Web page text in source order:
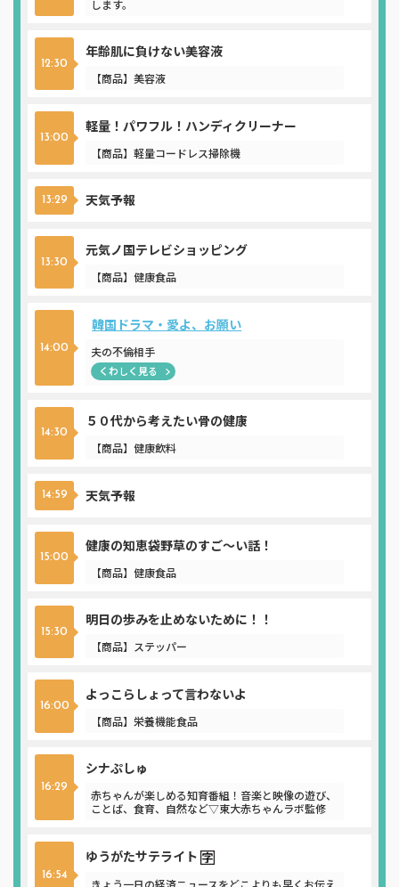
します。
12:30
年齢肌に負けない美容液
【商品】美容液
13:00
軽量！パワフル！ハンディクリーナー
【商品】軽量コードレス掃除機
13:29 天気予報
13:30
元気ノ国テレビショッピング
【商品】健康食品
14:00
韓国ドラマ・愛よ、お願い
夫の不倫相手
くわしく見る
14:30
５０代から考えたい骨の健康
【商品】健康飲料
14:59 天気予報
15:00
健康の知恵袋野草のすご～い話！
【商品】健康食品
15:30
明日の歩みを止めないために！！
【商品】ステッパー
16:00
よっこらしょって言わないよ
【商品】栄養機能食品
16:29
シナぷしゅ
赤ちゃんが楽しめる知育番組！音楽と映像の遊び、
ことば、食育、自然など▽東大赤ちゃんラボ監修
16:54
ゆうがたサテライト
きょう一日の経済ニュースをどこよりも早くお伝え